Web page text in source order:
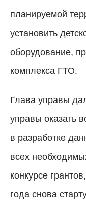
планируемой
установить
оборудование,
комплекса ГТО.
Глава управы
управы оказать
в разработке
всех
конкурсе
года снова